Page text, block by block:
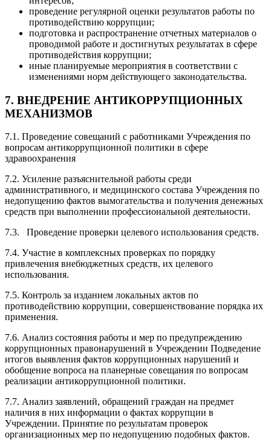
проведение регулярной оценки результатов работы по
противодействию коррупции;
подготовка и распространение отчетных материалов о
проводимой работе и достигнутых результатах в сфере
противодействия коррупции;
иные планируемые мероприятия в соответствии с
изменениями норм действующего законодательства.
7. ВНЕДРЕНИЕ АНТИКОРРУПЦИОННЫХ
МЕХАНИЗМОВ
7.1. Проведение совещаний с работниками Учреждения по
вопросам антикоррупционной политики в сфере
здравоохранения
7.2. Усиление разъяснительной работы среди
административного, и медицинского состава Учреждения по
недопущению фактов вымогательства и получения денежных
средств при выполнении профессиональной деятельности.
7.3. Проведение проверки целевого использования средств.
7.4. Участие в комплексных проверках по порядку
привлечения внебюджетных средств, их целевого
использования.
7.5. Контроль за изданием локальных актов по
противодействию коррупции, совершенствование порядка их
применения.
7.6. Анализ состояния работы и мер по предупреждению
коррупционных правонарушений в Учреждении Подведение
итогов выявления фактов коррупционных нарушений и
обобщение вопроса на планерные совещания по вопросам
реализации антикоррупционной политики.
7.7. Анализ заявлений, обращений граждан на предмет
наличия в них информации о фактах коррупции в
Учреждении. Принятие по результатам проверок
организационных мер по недопущению подобных фактов.